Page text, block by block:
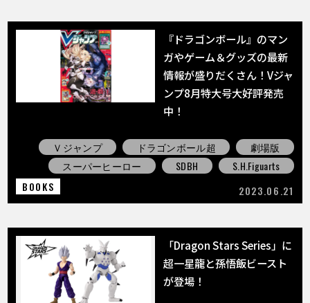
『ドラゴンボール』のマン
ガやゲーム＆グッズの最新
情報が盛りだくさん！Vジャ
ンプ8月特大号大好評発売
中！
Ｖジャンプ ドラゴンボール超
劇場版
スーパーヒーロー
SDBH
S.H.Figuarts
BOOKS
2023.06.21
「Dragon Stars Series」に
超一星龍と孫悟飯ビースト
が登場！